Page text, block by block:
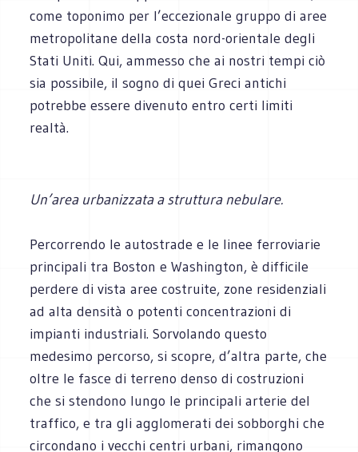
come toponimo per l’eccezionale gruppo di aree
metropolitane della costa nord-orientale degli
Stati Uniti. Qui, ammesso che ai nostri tempi ciò
sia possibile, il sogno di quei Greci antichi
potrebbe essere divenuto entro certi limiti
realtà.
Un’area urbanizzata a struttura nebulare.
Percorrendo le autostrade e le linee ferroviarie
principali tra Boston e Washington, è difficile
perdere di vista aree costruite, zone residenziali
ad alta densità o potenti concentrazioni di
impianti industriali. Sorvolando questo
medesimo percorso, si scopre, d’altra parte, che
oltre le fasce di terreno denso di costruzioni
che si stendono lungo le principali arterie del
traffico, e tra gli agglomerati dei sobborghi che
circondano i vecchi centri urbani, rimangono